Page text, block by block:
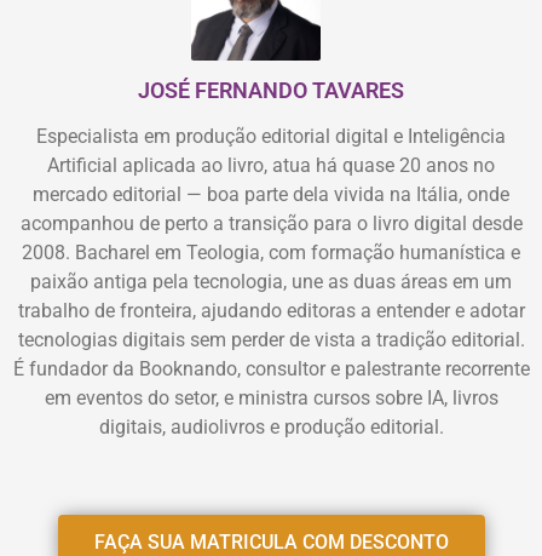
JOSÉ FERNANDO TAVARES
Especialista em produção editorial digital e Inteligência
Artificial aplicada ao livro, atua há quase 20 anos no
mercado editorial — boa parte dela vivida na Itália, onde
acompanhou de perto a transição para o livro digital desde
2008. Bacharel em Teologia, com formação humanística e
paixão antiga pela tecnologia, une as duas áreas em um
trabalho de fronteira, ajudando editoras a entender e adotar
tecnologias digitais sem perder de vista a tradição editorial.
É fundador da Booknando, consultor e palestrante recorrente
em eventos do setor, e ministra cursos sobre IA, livros
digitais, audiolivros e produção editorial.
FAÇA SUA MATRICULA COM DESCONTO